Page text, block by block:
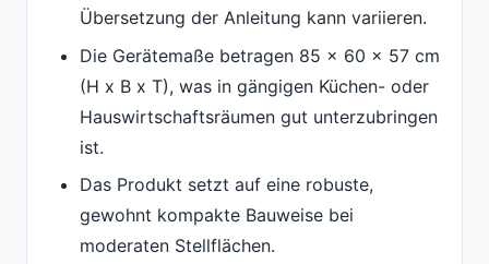
Übersetzung der Anleitung kann variieren.
Die Gerätemaße betragen 85 x 60 x 57 cm
(H x B x T), was in gängigen Küchen- oder
Hauswirtschaftsräumen gut unterzubringen
ist.
Das Produkt setzt auf eine robuste,
gewohnt kompakte Bauweise bei
moderaten Stellflächen.